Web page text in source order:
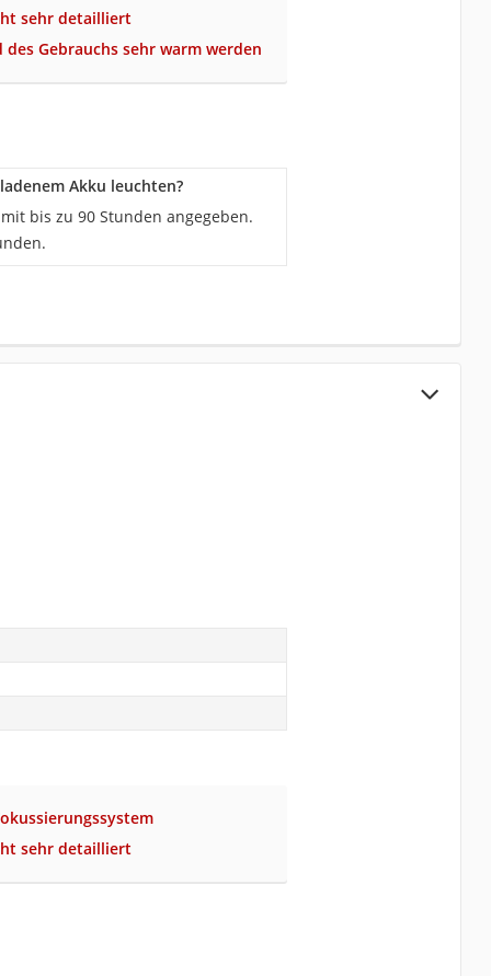
sehr detailliert
des Gebrauchs sehr warm werden
Akku leuchten?
bis zu 90 Stunden angegeben.
sehr detailliert